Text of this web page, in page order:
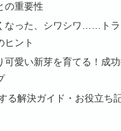
の重要性
なった、シワシワ……トラ
ヒント
可愛い新芽を育てる！成
る解決ガイド・お役立ち